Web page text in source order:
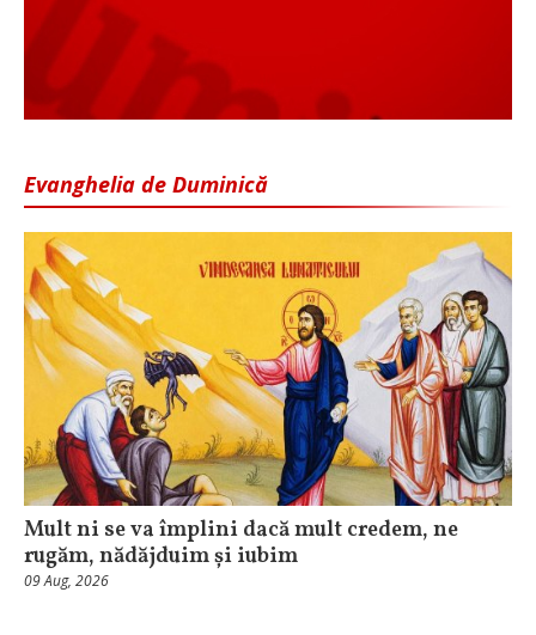
Evanghelia de Duminică
Mult ni se va împlini dacă mult credem, ne
rugăm, nădăjduim și iubim
09 Aug, 2026